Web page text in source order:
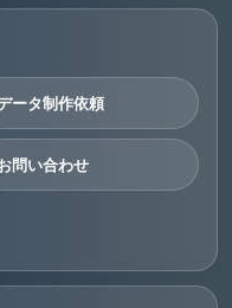
ータ制作依頼
問い合わせ